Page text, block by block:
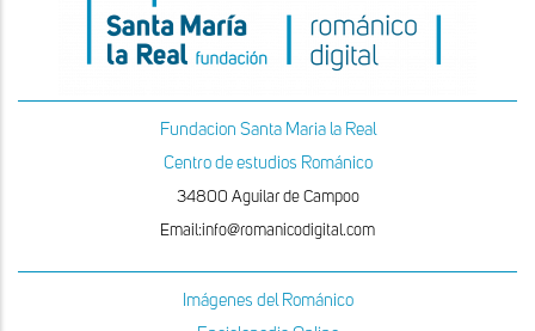
Fundacion Santa Maria la Real
Centro de estudios Románico
34800 Aguilar de Campoo
Email:info@romanicodigital.com
Imágenes del Románico